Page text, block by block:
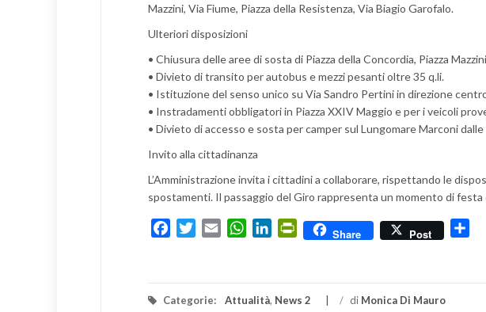
Mazzini, Via Fiume, Piazza della Resistenza, Via Biagio Garofalo.
Ulteriori disposizioni
• Chiusura delle aree di sosta di Piazza della Concordia, Piazza
• Divieto di transito per autobus e mezzi pesanti oltre 35 q.li.
• Istituzione del senso unico su Via Sandro Pertini in direzione
• Instradamenti obbligatori in Piazza XXIV Maggio e per i veicoli
• Divieto di accesso e sosta per camper sul Lungomare Marconi
Invito alla cittadinanza
L’Amministrazione invita i cittadini a collaborare, rispettando le
spostamenti. Il passaggio del Giro rappresenta un momento di
FacebookTwitterEmail WhatsApp
LinkedInPrintFriendly
Share Post
Categorie: Attualità, News 2 / di Monica Di Mauro